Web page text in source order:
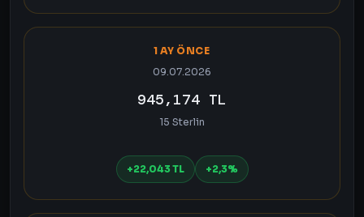
1 AY ÖNCE
09.07.2026
945,174 TL
15 Sterlin
+22,043 TL +2,3%